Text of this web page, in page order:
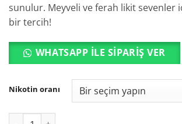
sunulur. Meyveli ve ferah likit sevenler
bir tercih!
WHATSAPP ILE SIPARIŞ VER
Nikotin oranı
Nasty Liq Watermelon Ice Premium Likit